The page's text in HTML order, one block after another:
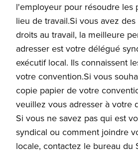
l'employeur pour résoudre les
lieu de travail.Si vous avez
droits au travail, la meilleure
adresser est votre délégué
exécutif local. Ils connaissent
votre convention.Si vous
copie papier de votre
veuillez vous adresser à votre
Si vous ne savez pas qui est
syndical ou comment joindre
locale, contactez le bureau du